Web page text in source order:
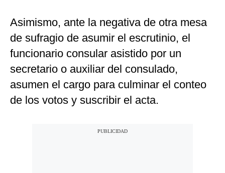
Asimismo, ante la negativa de otra mesa
de sufragio de asumir el escrutinio, el
funcionario consular asistido por un
secretario o auxiliar del consulado,
asumen el cargo para culminar el conteo
de los votos y suscribir el acta.